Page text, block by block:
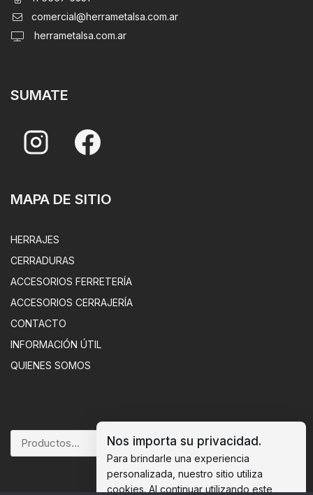
comercial@herrametalsa.com.ar
herrametalsa.com.ar
SUMATE
MAPA DE SITIO
HERRAJES
CERRADURAS
ACCESORIOS FERRETERÍA
ACCESORIOS CERRAJERÍA
CONTACTO
INFORMACIÓN ÚTIL
QUIENES SOMOS
BUSCAR
Nos importa su privacidad.
Para brindarle una experiencia
personalizada, nuestro sitio utiliza
cookies. Al continuar utilizando este